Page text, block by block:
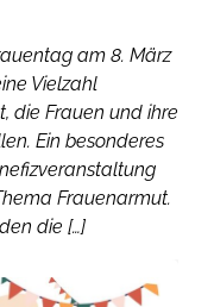
am 8. März
Vielzahl
die Frauen und ihre
Ein besonderes
Frauenarmut.
die […]